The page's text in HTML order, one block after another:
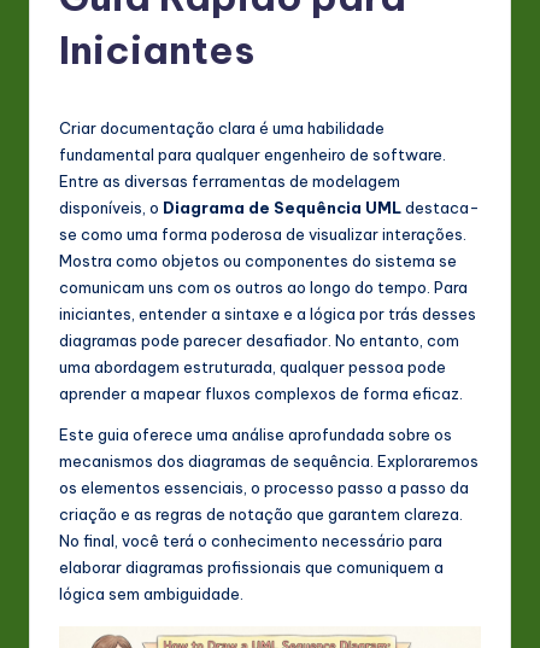
L
Iniciantes
Criar documentação clara é uma habilidade
fundamental para qualquer engenheiro de software.
Entre as diversas ferramentas de modelagem
disponíveis, o Diagrama de Sequência UMLdestaca-
se como uma forma poderosa de visualizar interações.
Mostra como objetos ou componentes do sistema se
comunicam uns com os outros ao longo do tempo. Para
iniciantes, entender a sintaxe e a lógica por trás desses
diagramas pode parecer desafiador. No entanto, com
uma abordagem estruturada, qualquer pessoa pode
aprender a mapear fluxos complexos de forma eficaz.
Este guia oferece uma análise aprofundada sobre os
mecanismos dos diagramas de sequência. Exploraremos
os elementos essenciais, o processo passo a passo da
criação e as regras de notação que garantem clareza.
No final, você terá o conhecimento necessário para
elaborar diagramas profissionais que comuniquem a
lógica sem ambiguidade.